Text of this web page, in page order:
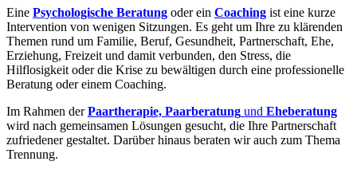
Eine Psychologische Beratung oder ein Coaching ist eine kurze
Intervention von wenigen Sitzungen. Es geht um Ihre zu klärenden
Themen rund um Familie, Beruf, Gesundheit, Partnerschaft, Ehe,
Erziehung, Freizeit und damit verbunden, den Stress, die
Hilflosigkeit oder die Krise zu bewältigen durch eine professionelle
Beratung oder einem Coaching.
Im Rahmen derPaartherapie, Paarberatung und Eheberatung
wird nach gemeinsamen Lösungen gesucht, die Ihre Partnerschaft
zufriedener gestaltet. Darüber hinaus beraten wir auch zum Thema
Trennung.